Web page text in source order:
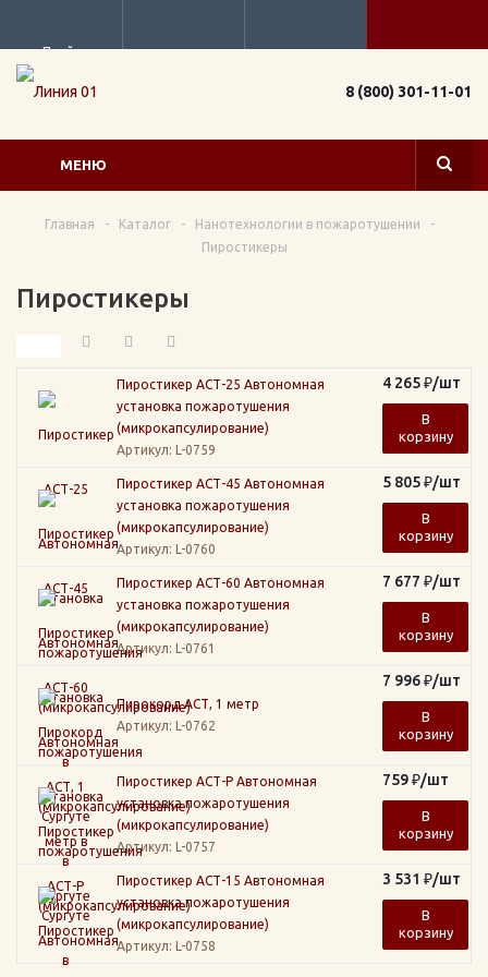
Прайс
8 (800) 301-11-01
МЕНЮ
Главная - Каталог - Нанотехнологии в пожаротушении
-
Пиростикеры
Пиростикеры
Пиростикер АСТ-25 Автономная
установка пожаротушения
(микрокапсулирование)
Артикул: L-0759
4 265₽/шт
В
корзину
Пиростикер АСТ-45 Автономная
установка пожаротушения
(микрокапсулирование)
Артикул: L-0760
5 805₽/шт
В
корзину
Пиростикер АСТ-60 Автономная
установка пожаротушения
(микрокапсулирование)
Артикул: L-0761
7 677 ₽/шт
В
корзину
Пирокорд АСТ, 1 метр
Артикул: L-0762
7 996₽/шт
В
корзину
Пиростикер АСТ-Р Автономная
установка пожаротушения
(микрокапсулирование)
Артикул: L-0757
759₽/шт
В
корзину
Пиростикер АСТ-15 Автономная
установка пожаротушения
(микрокапсулирование)
Артикул: L-0758
3 531 ₽/шт
В
корзину